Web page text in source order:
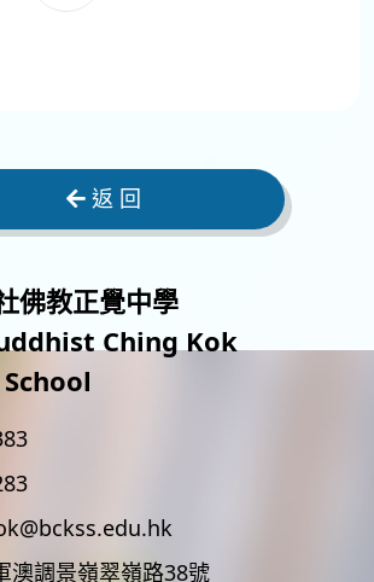
返 回
佛教正覺中學
Ching Kok
澳調景嶺翠嶺路38號